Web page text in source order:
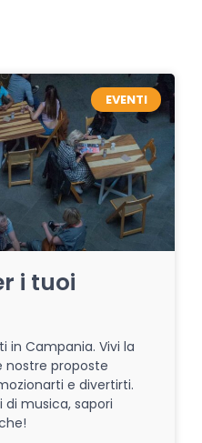
EVENTI
i tuoi
in Campania. Vivi la
nostre proposte
e divertirti.
di musica, sapori